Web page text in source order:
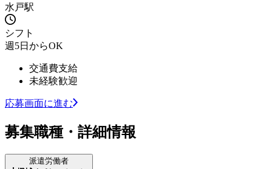
水戸駅
シフト
週5日からOK
交通費支給
未経験歓迎
応募画面に進む
募集職種・詳細情報
派遣労働者